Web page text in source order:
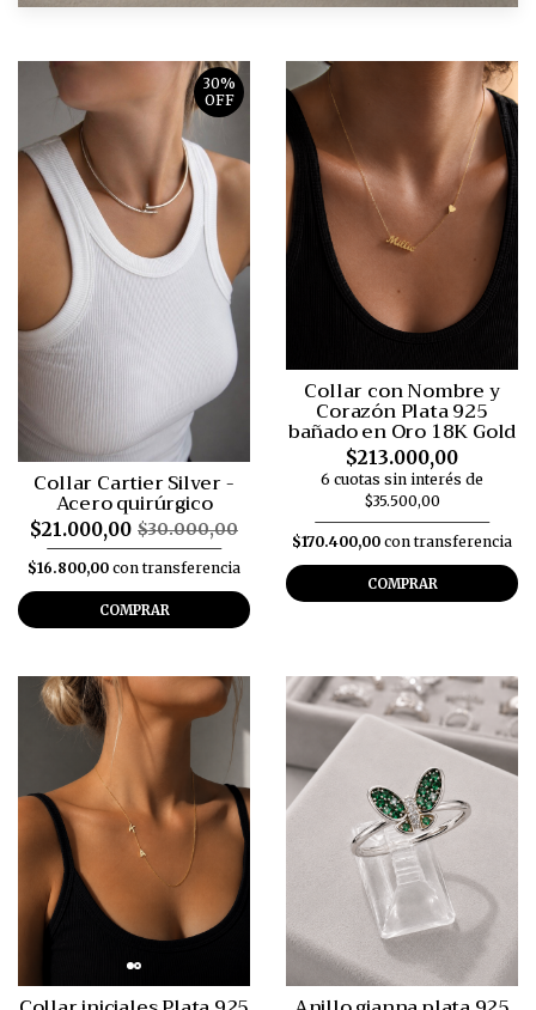
30%
OFF
Collar Cartier Silver -
Acero quirúrgico
$21.000,00 $30.000,00
$16.800,00 con transferencia
COMPRAR
Collar con Nombre y
Corazón Plata 925
bañado en Oro 18K Gold
$213.000,00
6 cuotas sin interés de
$35.500,00
$170.400,00 con transferencia
COMPRAR